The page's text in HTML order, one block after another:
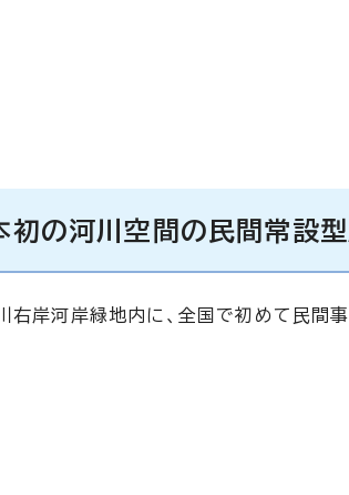
の河川空間の民間常設
川右岸河岸緑地内に、全国で初めて民